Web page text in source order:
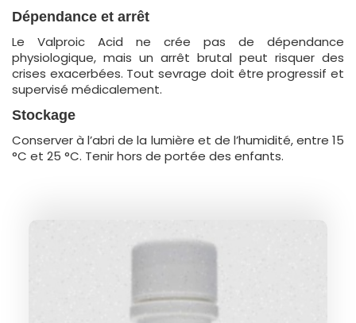
Dépendance et arrêt
Le Valproic Acid ne crée pas de dépendance
physiologique, mais un arrêt brutal peut risquer des
crises exacerbées. Tout sevrage doit être progressif et
supervisé médicalement.
Stockage
Conserver à l’abri de la lumière et de l’humidité, entre 15
°C et 25 °C. Tenir hors de portée des enfants.